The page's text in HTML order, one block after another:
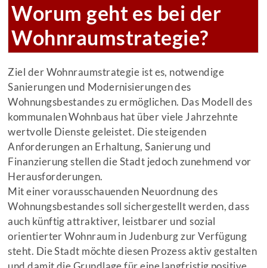
Worum geht es bei der
Wohnraumstrategie?
Ziel der Wohnraumstrategie ist es, notwendige
Sanierungen und Modernisierungen des
Wohnungsbestandes zu ermöglichen. Das Modell des
kommunalen Wohnbaus hat über viele Jahrzehnte
wertvolle Dienste geleistet. Die steigenden
Anforderungen an Erhaltung, Sanierung und
Finanzierung stellen die Stadt jedoch zunehmend vor
Herausforderungen.
Mit einer vorausschauenden Neuordnung des
Wohnungsbestandes soll sichergestellt werden, dass
auch künftig attraktiver, leistbarer und sozial
orientierter Wohnraum in Judenburg zur Verfügung
steht. Die Stadt möchte diesen Prozess aktiv gestalten